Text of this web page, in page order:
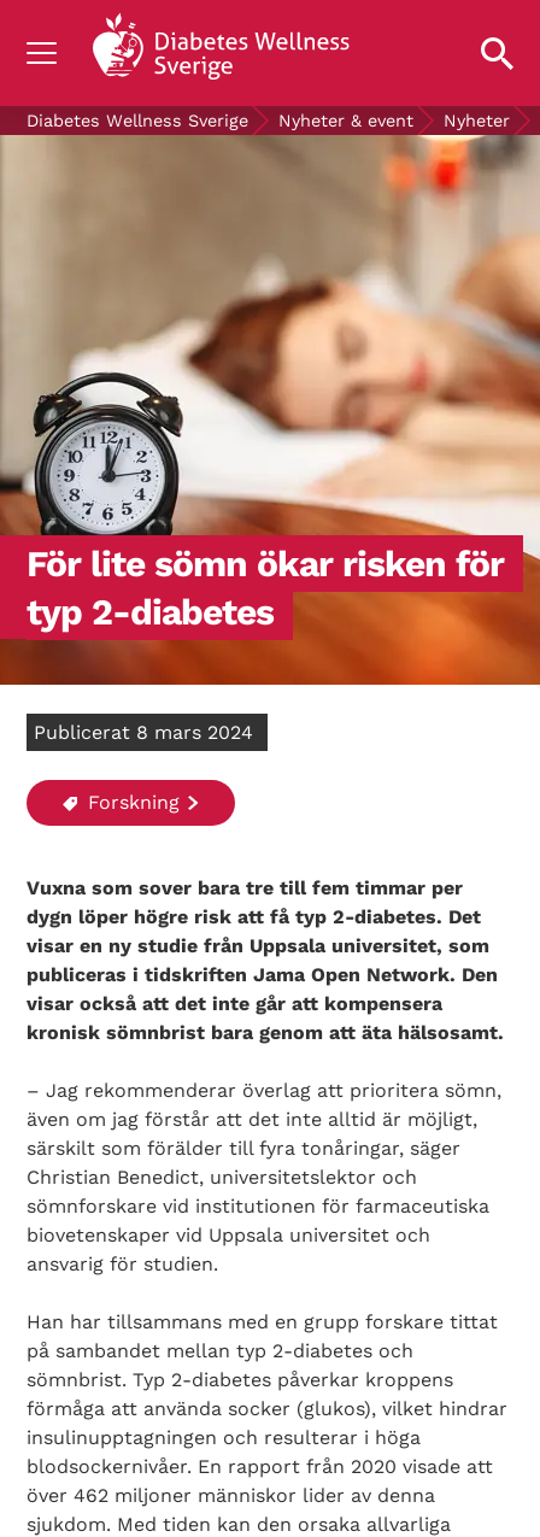
OM DIABETES
GRATIS DIABETESPRODUKTER
Blodsockerkollen
Diabetes Wellness Sverige Nyheter & event Nyheter
För lite sömn ökar risken för
typ 2-diabetes
Publicerat 8 mars 2024
Forskning
Vuxna som sover bara tre till fem timmar per
dygn löper högre risk att få typ 2-diabetes. Det
visar en ny studie från Uppsala universitet, som
publiceras i tidskriften Jama Open Network. Den
visar också att det inte går att kompensera
kronisk sömnbrist bara genom att äta hälsosamt.
– Jag rekommenderar överlag att prioritera sömn,
även om jag förstår att det inte alltid är möjligt,
särskilt som förälder till fyra tonåringar, säger
Christian Benedict, universitetslektor och
sömnforskare vid institutionen för farmaceutiska
biovetenskaper vid Uppsala universitet och
ansvarig för studien.
Han har tillsammans med en grupp forskare tittat
på sambandet mellan typ 2-diabetes och
sömnbrist. Typ 2-diabetes påverkar kroppens
förmåga att använda socker (glukos), vilket hindrar
insulinupptagningen och resulterar i höga
blodsockernivåer. En rapport från 2020 visade att
över 462 miljoner människor lider av denna
sjukdom. Med tiden kan den orsaka allvarliga